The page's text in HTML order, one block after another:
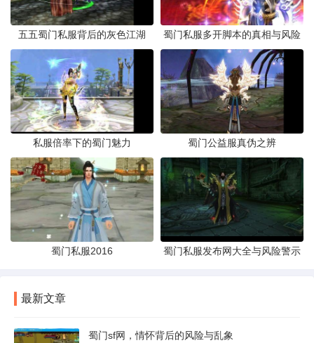
五五蜀门私服背后的灰色江湖 蜀门私服多开脚本的真相与风险
私服倍率下的蜀门魅力 蜀门公益服真伪之辨
蜀门私服2016 蜀门私服发布网大全与风险警示
最新文章
蜀门sf网，情怀背后的风险与乱象